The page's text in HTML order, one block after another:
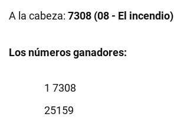
A la cabeza: 7308 (08 - El incendio)
Los números ganadores:
7308
5159